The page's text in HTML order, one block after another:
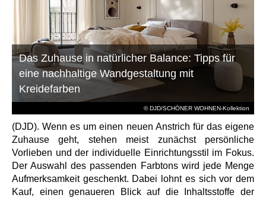
© DJD/SCHÖNER WOHNEN-Kollektion
Das Zuhause in natürlicher Balance: Tipps für
eine nachhaltige Wandgestaltung mit
Kreidefarben
(DJD). Wenn es um einen neuen Anstrich für das eigene
Zuhause geht, stehen meist zunächst persönliche
Vorlieben und der individuelle Einrichtungsstil im Fokus.
Der Auswahl des passenden Farbtons wird jede Menge
Aufmerksamkeit geschenkt. Dabei lohnt es sich vor dem
Kauf, einen genaueren Blick auf die Inhaltsstoffe der